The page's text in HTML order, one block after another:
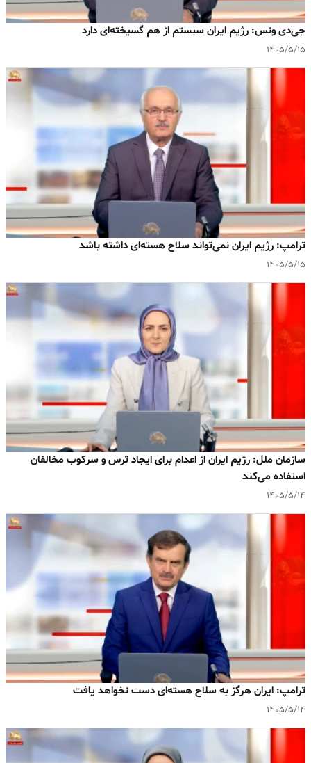
جی‌دی ونس: رژیم ایران سیستم از هم گسیخته‌ای دارد
۱۴۰۵/۵/۱۵
ترامپ: رژیم ایران نمی‌تواند سلاح هسته‌ای داشته باشد
۱۴۰۵/۵/۱۵
سازمان ملل: رژیم ایران از اعدام برای ایجاد ترس و سرکوب مخالفان
استفاده می‌کند
۱۴۰۵/۵/۱۴
ترامپ: ایران هرگز به سلاح هسته‌ای دست نخواهد یافت
۱۴۰۵/۵/۱۴